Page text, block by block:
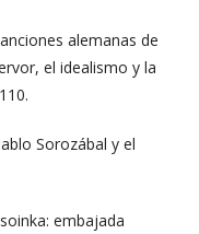
alemanas de
el idealismo y la
Sorozábal y el
embajada